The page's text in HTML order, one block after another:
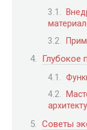
Глубокое
Советы